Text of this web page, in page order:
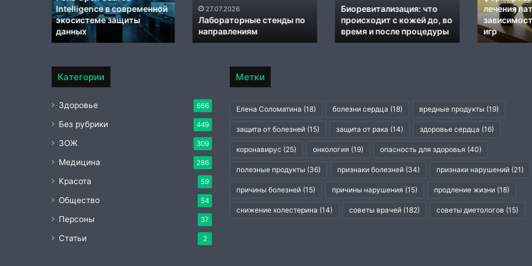
27.07.2026
Лабораторные стенды по
направлениям
кожей
до,
во
время
процедуры
Биоревитализация: что
происходит с кожей до, во
время и после процедуры
лечения
патологической
зависимости
от
лечения патологической
зависимости от азартных
игр
немецких
клиниках
в
Категории
Здоровье 666
Без рубрики 449
ЗОЖ 309
Медицина 286
Красота 59
Общество 54
Персоны 37
Статьи 2
Метки
Елена Соломатина (18) болезни сердца (18) вредные продукты (19)
защита от болезней (15) защита от рака (14) здоровье сердца (16)
коронавирус (25) онкология (19) опасность для здоровья (40)
полезные продукты (36) признаки болезней (34) признаки нарушений (21)
причины болезней (15) причины нарушения (15) продление жизни (18)
снижение холестерина (14) советы врачей (182) советы диетологов (15)